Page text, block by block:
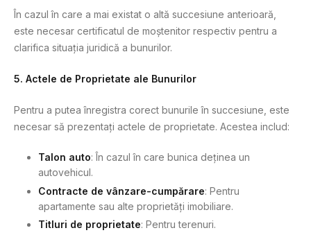
În cazul în care a mai existat o altă succesiune anterioară,
este necesar certificatul de moștenitor respectiv pentru a
clarifica situația juridică a bunurilor.
5. Actele de Proprietate ale Bunurilor
Pentru a putea înregistra corect bunurile în succesiune, este
necesar să prezentați actele de proprietate. Acestea includ:
Talon auto: În cazul în care bunica deținea un
autovehicul.
Contracte de vânzare-cumpărare: Pentru
apartamente sau alte proprietăți imobiliare.
Titluri de proprietate: Pentru terenuri.